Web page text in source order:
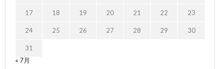
17 18 19 20 21 22 23
24 25 26 27 28 29 30
31
« 7月